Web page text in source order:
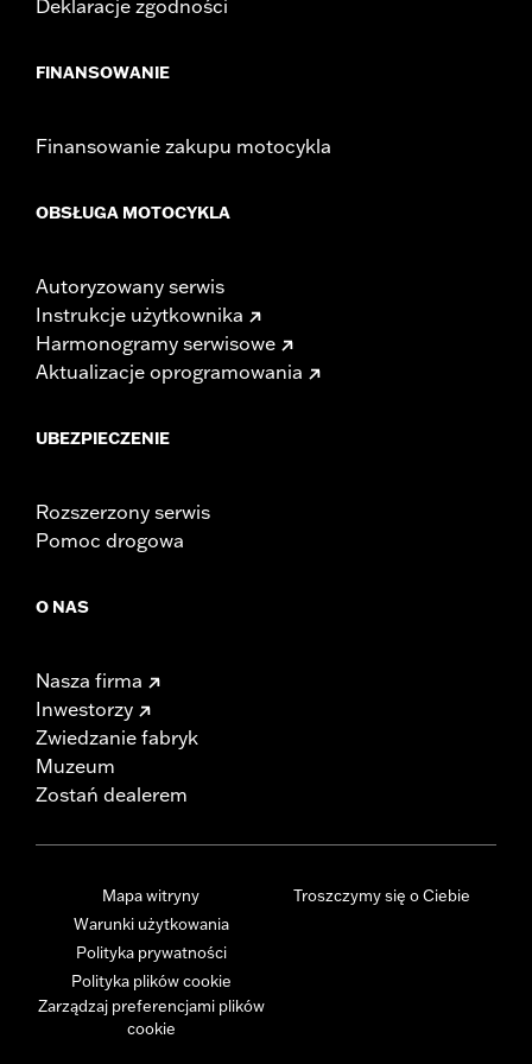
Deklaracje zgodności
FINANSOWANIE
Finansowanie zakupu motocykla
OBSŁUGA MOTOCYKLA
Autoryzowany serwis
Instrukcje użytkownika
Harmonogramy serwisowe
Aktualizacje oprogramowania
UBEZPIECZENIE
Rozszerzony serwis
Pomoc drogowa
O NAS
Nasza firma
Inwestorzy
Zwiedzanie fabryk
Muzeum
Zostań dealerem
Mapa witryny
Warunki użytkowania
Polityka prywatności
Polityka plików cookie
Zarządzaj preferencjami plików
cookie
Troszczymy się o Ciebie